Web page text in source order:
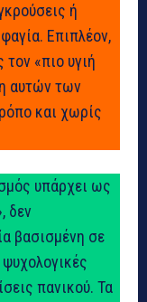
ή
Επιπλέον,
«πιο υγιή
αυτών των
και χωρίς
υπάρχει ως
δεν
βασισμένη σε
πανικού. Τα